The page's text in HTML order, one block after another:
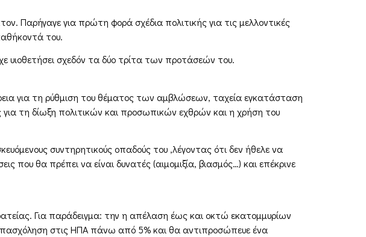
Παρήγαγε για πρώτη φορά σχέδια πολιτικής για τις μελλοντικές
του.
υιοθετήσει σχεδόν τα δύο τρίτα των προτάσεών του.
για τη ρύθμιση του θέματος των αμβλώσεων, ταχεία εγκατάσταση
για τη δίωξη πολιτικών και προσωπικών εχθρών και η χρήση του
συντηρητικούς οπαδούς του ,λέγοντας ότι δεν ήθελε να
θα πρέπει να είναι δυνατές (αιμομιξία, βιασμός…) και επέκρινε
Για παράδειγμα: την η απέλαση έως και οκτώ εκατομμυρίων
στις ΗΠΑ πάνω από 5% και θα αντιπροσώπευε ένα